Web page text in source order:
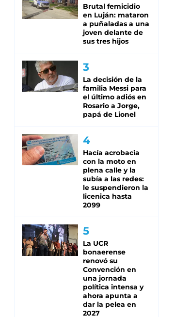
Brutal femicidio
en Luján: mataron
a puñaladas a una
joven delante de
sus tres hijos
La decisión de la
familia Messi para
el último adiós en
Rosario a Jorge,
papá de Lionel
Hacía acrobacia
con la moto en
plena calle y la
subía a las redes:
le suspendieron la
licenica hasta
2099
La UCR
bonaerense
renovó su
Convención en
una jornada
política intensa y
ahora apunta a
dar la pelea en
2027